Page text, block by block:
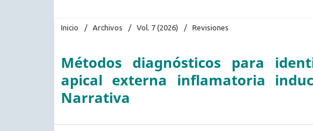
Inicio / Archivos / Vol. 7 (2026) / Revisiones
Métodos diagnósticos para
apical externa inflamatoria
Narrativa